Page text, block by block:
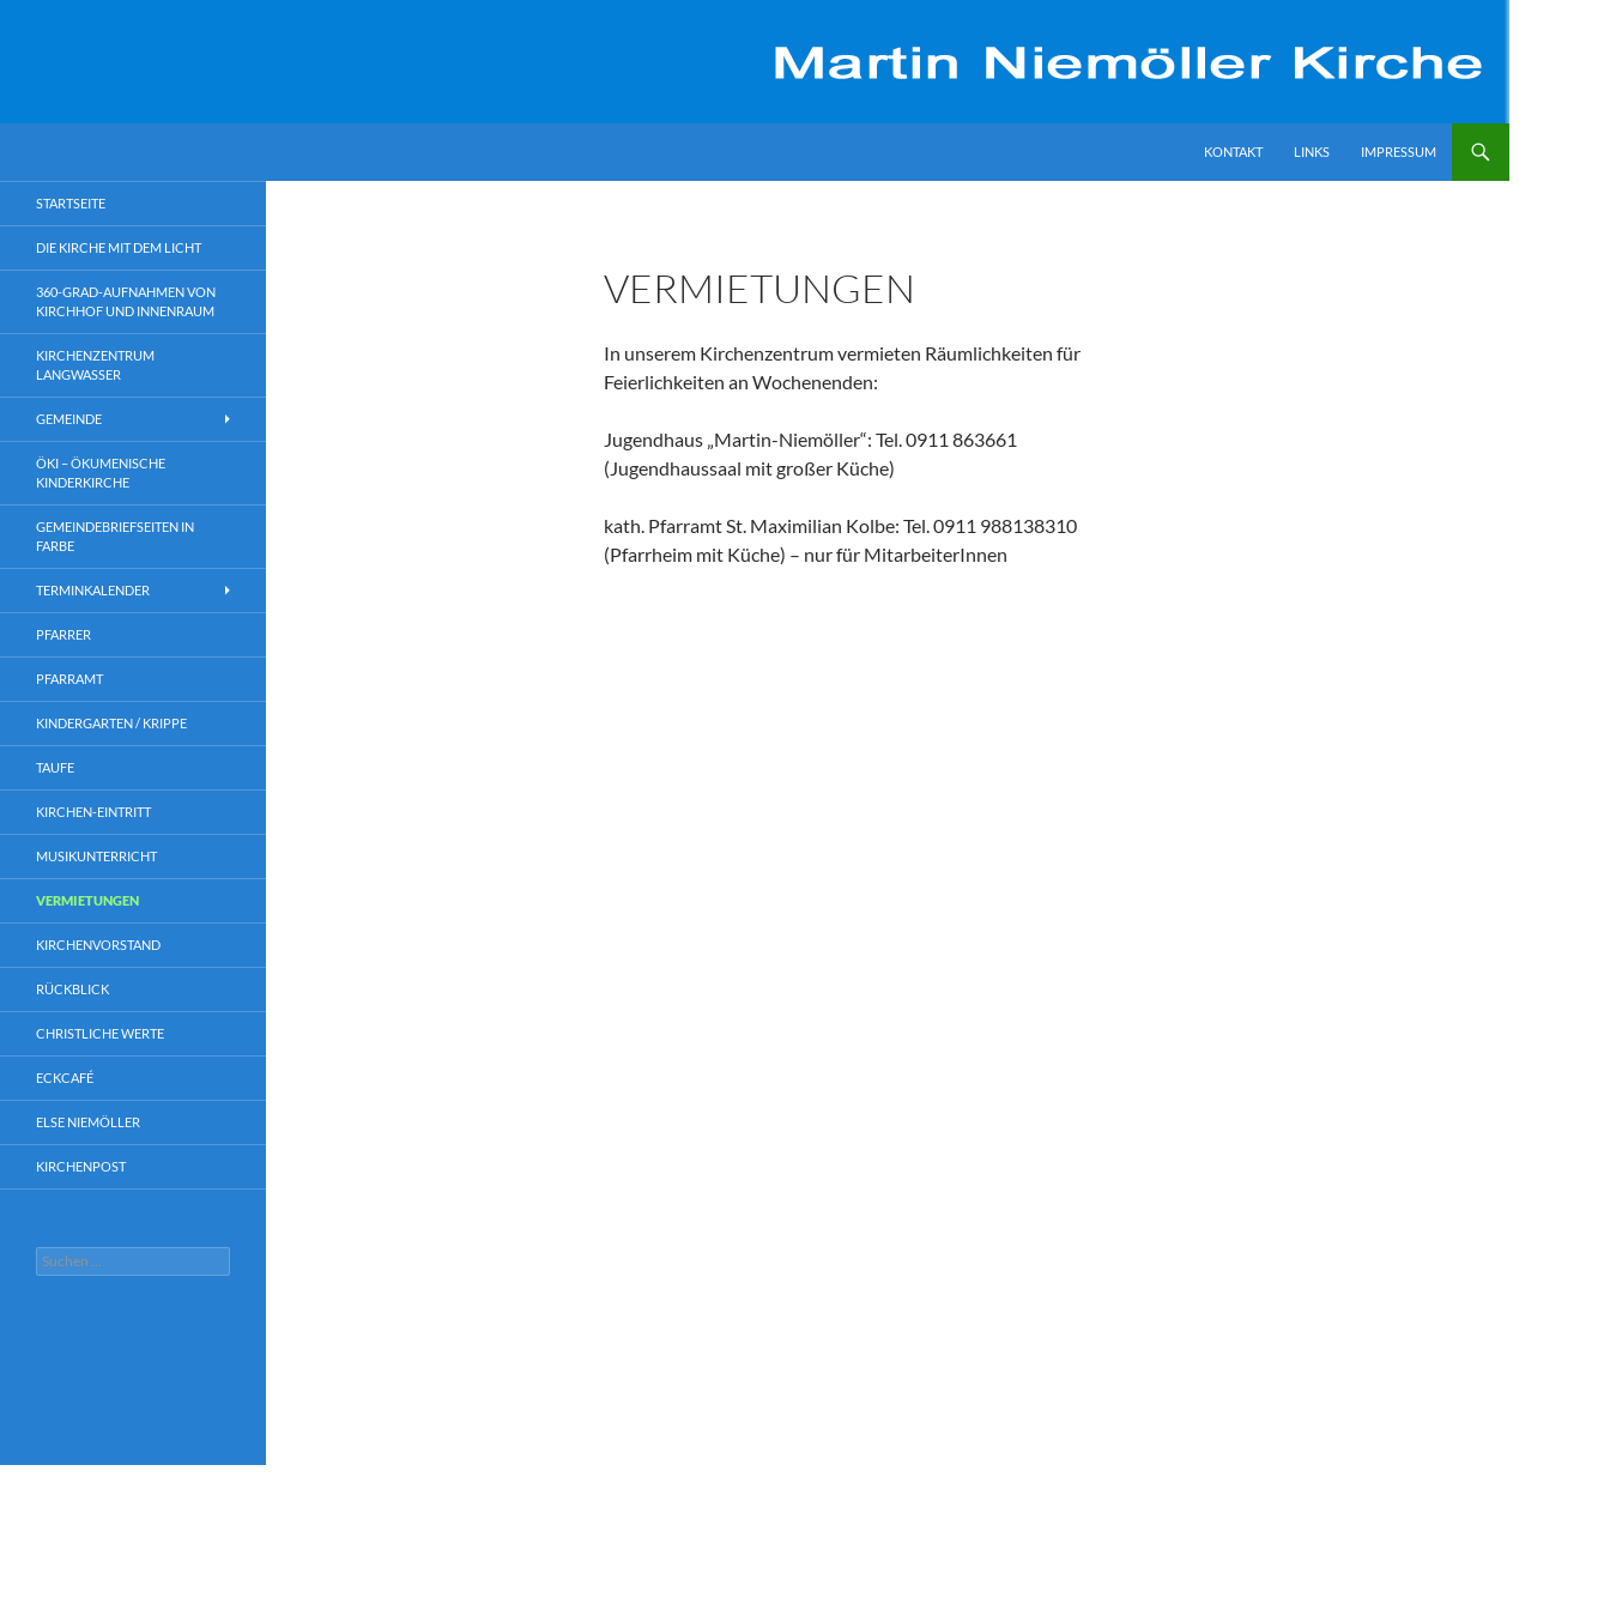
KONTAKT
LINKS IMPRESSUM
VERMIETUNGEN
In unserem Kirchenzentrum vermieten Räumlichkeiten für
Feierlichkeiten an Wochenenden:
Jugendhaus „Martin-Niemöller“: Tel. 0911 863661
(Jugendhaussaal mit großer Küche)
kath. Pfarramt St. Maximilian Kolbe: Tel. 0911 988138310
(Pfarrheim mit Küche) – nur für MitarbeiterInnen
STARTSEITE
DIE KIRCHE MIT DEM LICHT
360-GRAD-AUFNAHMEN VON
KIRCHHOF UND INNENRAUM
KIRCHENZENTRUM
LANGWASSER
GEMEINDE
ÖKI – ÖKUMENISCHE
KINDERKIRCHE
GEMEINDEBRIEFSEITEN IN
FARBE
TERMINKALENDER
PFARRER
PFARRAMT
KINDERGARTEN / KRIPPE
TAUFE
KIRCHEN-EINTRITT
MUSIKUNTERRICHT
VERMIETUNGEN
KIRCHENVORSTAND
RÜCKBLICK
CHRISTLICHE WERTE
ECKCAFÉ
ELSE NIEMÖLLER
KIRCHENPOST
Suchen
nach: